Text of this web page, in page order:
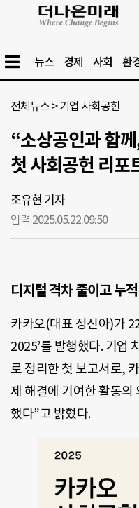
뉴스 경제 사회 환
전체뉴스 >기업 사회공헌
“소상공인과 함
첫 사회공헌 리포
조유현 기자
입력 2025.05.22.09:50
디지털 격차 줄이고 누
카카오(대표 정신아)가
2025’를 발행했다. 기업
로 정리한 첫 보고서로,
제 해결에 기여한 활동의
했다”고 밝혔다.